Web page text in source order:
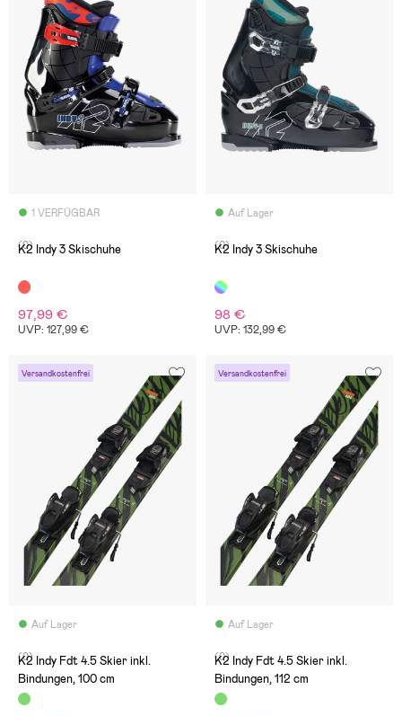
1 VERFÜGBAR
(0)
K2 Indy 3 Skischuhe
97,99 €
UVP: 127,99 €
Auf Lager
(0)
K2 Indy 3 Skischuhe
98 €
UVP: 132,99 €
Versandkostenfrei
Auf Lager
(0)
K2 Indy Fdt 4.5 Skier inkl.
Bindungen, 100 cm
Versandkostenfrei
Auf Lager
(0)
K2 Indy Fdt 4.5 Skier inkl.
Bindungen, 112 cm